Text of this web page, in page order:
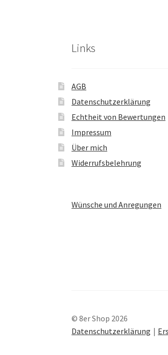
Links
AGB
Datenschutzerklärung
Echtheit von Bewertungen
Impressum
Über mich
Widerrufsbelehrung
Wünsche und Anregungen
© 8er Shop 2026
Datenschutzerklärung